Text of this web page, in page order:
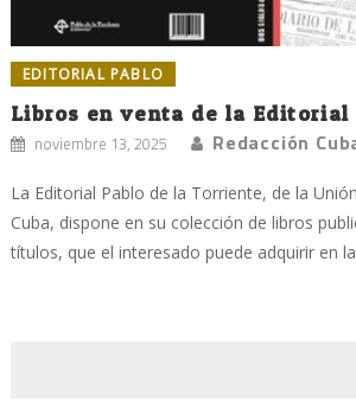
EDITORIAL PABLO
Libros en venta de la Editorial
noviembre 13, 2025 Redacción
La Editorial Pablo de la Torriente, de la
Cuba, dispone en su colección de libros
títulos, que el interesado puede adquirir en